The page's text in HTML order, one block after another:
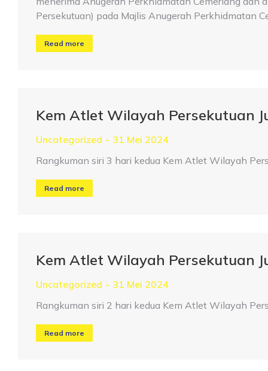
Persekutuan) pada Majlis Anugerah Perkhidmatan
Read more
Kem Atlet Wilayah Persekutuan
Uncategorized
31 Mei 2024
Rangkuman siri 3 hari kedua Kem Atlet Wilayah
Read more
Kem Atlet Wilayah Persekutuan
Uncategorized
31 Mei 2024
Rangkuman siri 2 hari kedua Kem Atlet Wilayah
Read more